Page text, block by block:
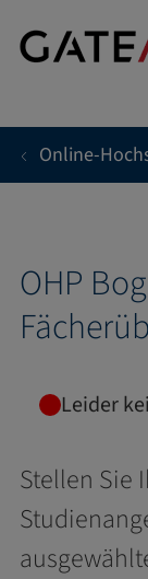
Direkt zum
Online-
OHP
Leider
Stellen Sie